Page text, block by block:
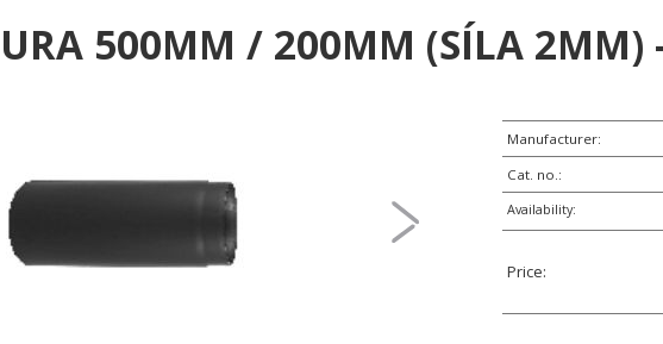
500MM / 200MM (SÍLA 2MM)
Manufacturer:
Cat. no.:
Availability:
Price: